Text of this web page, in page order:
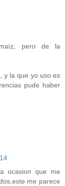
pero de la
y la que yo uso es
pude haber
ocasion que me
me parece